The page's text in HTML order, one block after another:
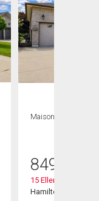
Maison
849 000
15 Ellen Avenue
Hamilton, ON